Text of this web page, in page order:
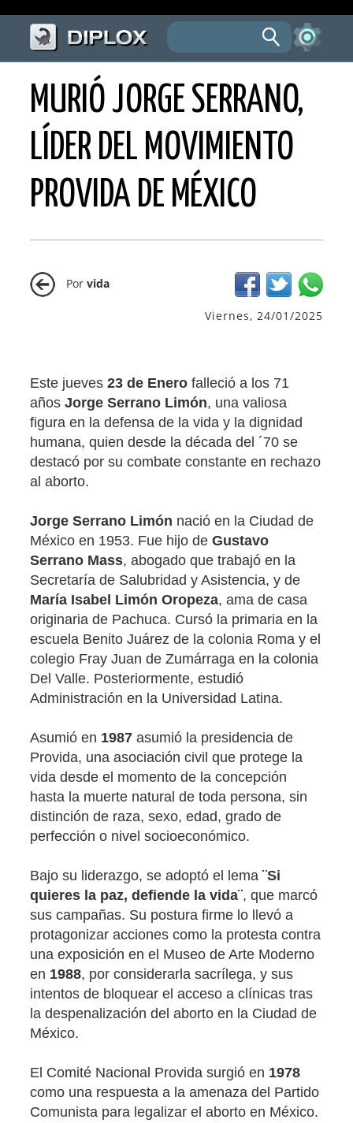
MURIÓ JORGE SERRANO,
LÍDER DEL MOVIMIENTO
PROVIDA DE MÉXICO
Porvida
Viernes, 24/01/2025
Este jueves 23 de Enero falleció a los 71
añosJorge Serrano Limón, una valiosa
figura en la defensa de la vida y la dignidad
humana, quien desde la década del ´70 se
destacó por su combate constante en rechazo
al aborto.
Jorge Serrano Limón nació en la Ciudad de
México en 1953. Fue hijo deGustavo
Serrano Mass, abogado que trabajó en la
Secretaría de Salubridad y Asistencia, y de
María Isabel Limón Oropeza, ama de casa
originaria de Pachuca. Cursó la primaria en la
escuela Benito Juárez de la colonia Roma y el
colegio Fray Juan de Zumárraga en la colonia
Del Valle. Posteriormente, estudió
Administración en la Universidad Latina.
Asumió en 1987asumió la presidencia de
Provida, una asociación civil que protege la
vida desde el momento de la concepción
hasta la muerte natural de toda persona, sin
distinción de raza, sexo, edad, grado de
perfección o nivel socioeconómico.
Bajo su liderazgo, se adoptó el lema¨Si
quieres la paz, defiende la vida¨, que marcó
sus campañas. Su postura firme lo llevó a
protagonizar acciones como la protesta contra
una exposición en el Museo de Arte Moderno
en 1988, por considerarla sacrílega, y sus
intentos de bloquear el acceso a clínicas tras
la despenalización del aborto en la Ciudad de
México.
El Comité Nacional Provida surgió en 1978
como una respuesta a la amenaza del Partido
Comunista para legalizar el aborto en México.